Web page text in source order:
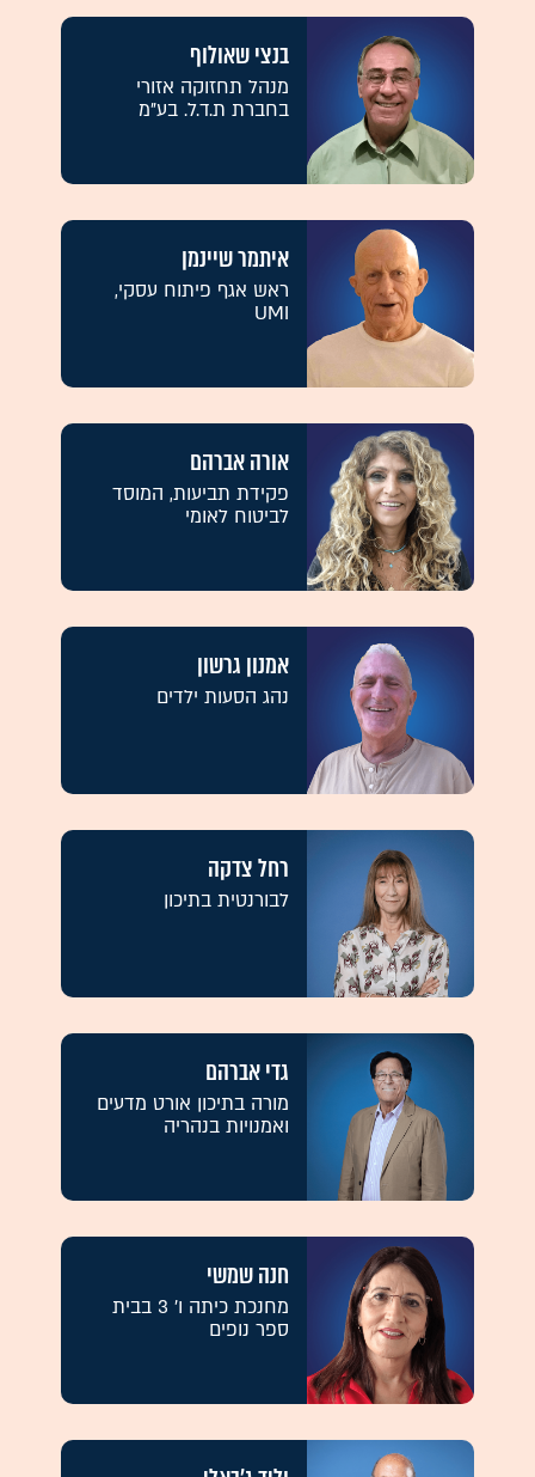
בנצי שאולוף
מנהל תחזוקה אזורי
בחברת ת.ד.ל. בע"מ
איתמר שיינמן
ראש אגף פיתוח עסקי,
UMI
אורה אברהם
פקידת תביעות, המוסד
לביטוח לאומי
אמנון גרשון
נהג הסעות ילדים
רחל צדקה
לבורנטית בתיכון
גדי אברהם
מורה בתיכון אורט מדעים
ואמנויות בנהריה
חנה שמשי
מחנכת כיתה ו' 3 בבית
ספר נופים